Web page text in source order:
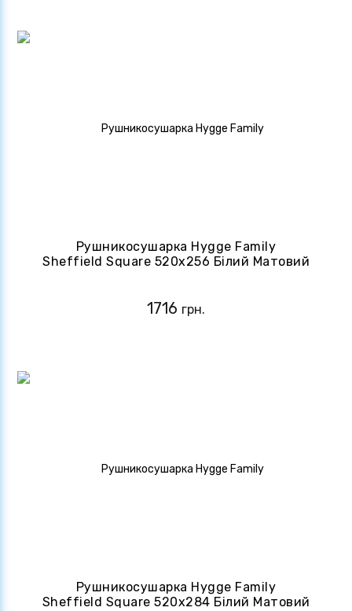
Рушникосушарка Hygge Family
Sheffield Square 520х256 Білий Матовий
1716 грн.
Рушникосушарка Hygge Family
Sheffield Square 520х284 Білий Матовий